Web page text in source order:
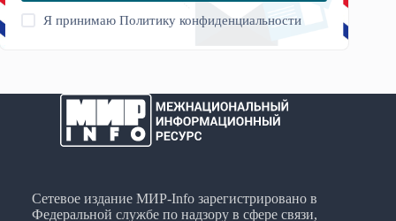
Я принимаюПолитику конфиденциальности
Сетевое издание МИР-Info зарегистрировано в
Федеральной службе по надзору в сфере связи,